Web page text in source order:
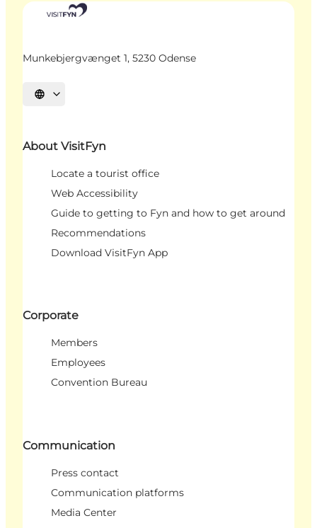
Munkebjergvænget 1, 5230 Odense
Select language
About VisitFyn
Locate a tourist office
Web Accessibility
Guide to getting to Fyn and how to get around
Recommendations
Download VisitFyn App
Corporate
Members
Employees
Convention Bureau
Communication
Press contact
Communication platforms
Media Center